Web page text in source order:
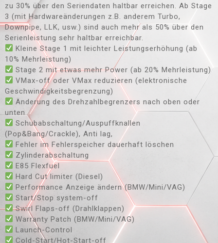
zu 30% über den Seriendaten haltbar erreichen. Ab Stage
3 (mit Hardwareänderungen z.B. anderem Turbo,
Downpipe, LLK, usw.) sind auch mehr als 50% über den
Serienleistung sehr haltbar erreichbar.
Kleine Stage 1 mit leichter Leistungserhöhung (ab
10% Mehrleistung)
Stage 2 mit etwas mehr Power (ab 20% Mehrleistung)
VMax-off oder VMax reduzieren (elektronische
Geschwindigkeitsbegrenzung)
Änderung des Drehzahlbegrenzers nach oben oder
unten
Schubabschaltung/Auspuffknallen
(Pop&Bang/Crackle), Anti lag,
Fehler im Fehlerspeicher dauerhaft löschen
Zylinderabschaltung
E85 Flexfuel
Hard Cut limiter (Diesel)
Performance Anzeige ändern (BMW/Mini/VAG)
Start/Stop system-off
Swirl Flaps-off (Drahlklappen)
Warranty Patch (BMW/Mini/VAG)
Launch-Control
Cold-Start/Hot-Start-off